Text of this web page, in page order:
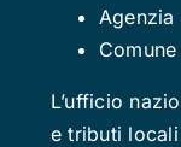
Agenzia
L’ufficio
e tributi